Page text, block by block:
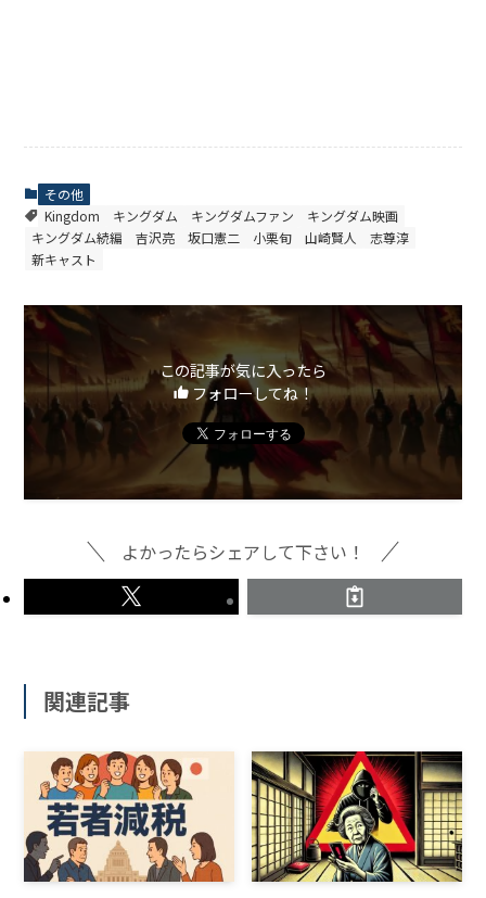
その他
Kingdom
キングダム キングダムファン
キングダム映画
キングダム続編
吉沢亮 坂口憲二 小栗旬 山崎賢人
志尊淳
新キャスト
この記事が気に入ったら
フォローしてね！
よかったらシェアして下さい！
関連記事